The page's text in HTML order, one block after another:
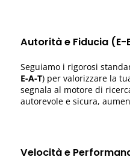
Autorità e Fiducia (E-
Seguiamo i rigorosi
E-A-T) per valorizzare la
segnala al motore di
autorevole e sicura,
Velocità e